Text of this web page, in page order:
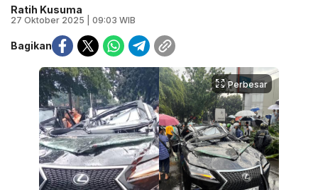
Ratih Kusuma
27 Oktober 2025 | 09:03 WIB
Bagikan
Perbesar